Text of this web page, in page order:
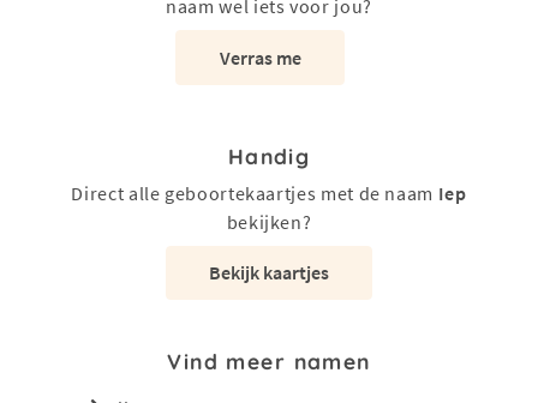
naam wel iets voor jou?
Verras me
Handig
Direct alle geboortekaartjes met de naam Iep
bekijken?
Bekijk kaartjes
Vind meer namen